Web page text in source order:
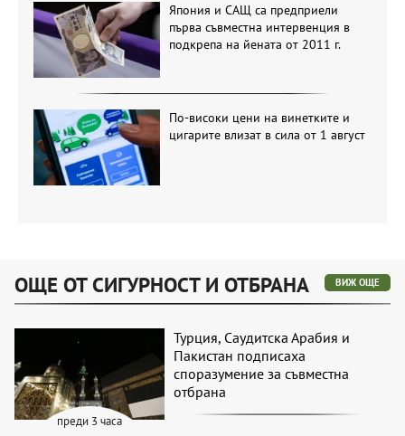
Япония и САЩ са предприели
първа съвместна интервенция в
подкрепа на йената от 2011 г.
По-високи цени на винетките и
цигарите влизат в сила от 1 август
ОЩЕ ОТ СИГУРНОСТ И ОТБРАНА ВИЖ ОЩЕ
преди 3 часа
Турция, Саудитска Арабия и
Пакистан подписаха
споразумение за съвместна
отбрана